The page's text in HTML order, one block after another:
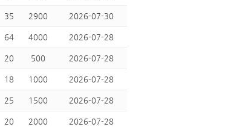
35 2900 2026-07-30
64 4000 2026-07-28
20 500 2026-07-28
18 1000 2026-07-28
25 1500 2026-07-28
20 2000 2026-07-28